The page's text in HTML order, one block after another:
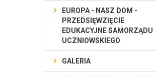
EUROPA - NASZ DOM -
PRZEDSIĘWZIĘCIE
EDUKACYJNE SAMORZĄDU
UCZNIOWSKIEGO
GALERIA